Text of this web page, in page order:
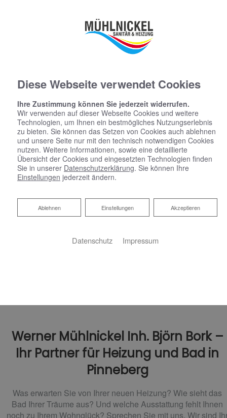
Werner Mühlnickel Inh. Björn Bork –
Ihr Partner für Heizung und Bad in
Pinneberg
Was erwarten Sie von Ihrer neuen Heizung? Wie sieht das
Bad Ihrer Träume aus? Und welche Ausstattung fehlt Ihnen
noch zu Ihrem Wohnglück? Sprechen Sie mit uns. Wir sind
Diese Webseite verwendet Cookies
Ihre Zustimmung können Sie jederzeit widerrufen.
Wir verwenden auf dieser Webseite Cookies und weitere
Technologien, um Ihnen ein bestmögliches Nutzungserlebnis
zu bieten. Sie können das Setzen von Cookies auch ablehnen
und unsere Seite nur mit den technisch notwendigen Cookies
nutzen. Weitere Informationen, sowie eine detaillierte
Übersicht der Cookies und eingesetzten Technologien finden
Sie in unserer Datenschutzerklärung. Sie können Ihre
Einstellungen jederzeit ändern.
Akzeptieren
Einstellungen
Ablehnen
Ablehnen
Datenschutz Impressum